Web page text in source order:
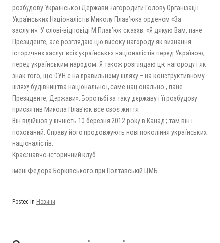
розбудову Української Держави нагородити Голову Організації
Українських Націоналістів Миколу Плав’юка орденом «За
заслуги». У слові-відповіді М.Плав’юк сказав: «Я дякую Вам, пане
Президенте, але розглядаю цю високу нагороду як визнання
історичних заслуг всіх українських націоналістів перед Україною,
перед українським народом. Я також розглядаю цю нагороду і як
знак того, що ОУН є на правильному шляху – на конструктивному
шляху будівництва національної, саме національної, пане
Президенте, Держави». Боротьбі за таку державу і її розбудову
присвятив Микола Плав’юк все своє життя.
Він відійшов у вічність 10 березня 2012 року в Канаді; там він і
похований. Справу його продовжують нові покоління українських
націоналістів.
Краєзнавчо-історичний клуб
імені Федора Борківського при Полтавській ЦМБ
Posted in Новини